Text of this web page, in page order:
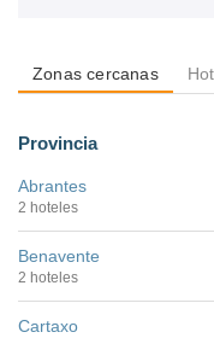
Zonas cercanas
Provincia
Abrantes
2 hoteles
Benavente
2 hoteles
Cartaxo